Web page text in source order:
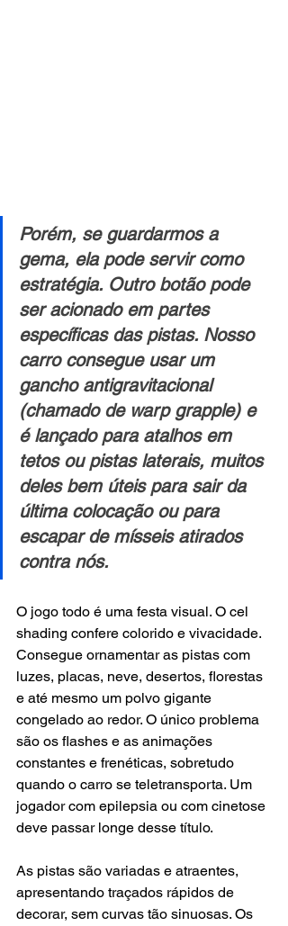
Porém, se guardarmos a
gema, ela pode servir como
estratégia. Outro botão pode
ser acionado em partes
específicas das pistas. Nosso
carro consegue usar um
gancho antigravitacional
(chamado de warp grapple) e
é lançado para atalhos em
tetos ou pistas laterais, muitos
deles bem úteis para sair da
última colocação ou para
escapar de mísseis atirados
contra nós.
O jogo todo é uma festa visual. O cel
shading confere colorido e vivacidade.
Consegue ornamentar as pistas com
luzes, placas, neve, desertos, florestas
e até mesmo um polvo gigante
congelado ao redor. O único problema
são os flashes e as animações
constantes e frenéticas, sobretudo
quando o carro se teletransporta. Um
jogador com epilepsia ou com cinetose
deve passar longe desse título.
As pistas são variadas e atraentes,
apresentando traçados rápidos de
decorar, sem curvas tão sinuosas. Os